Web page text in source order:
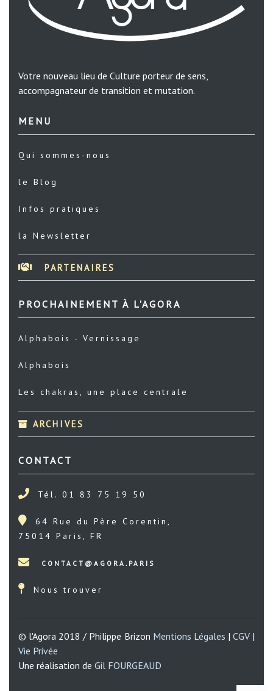
Votre nouveau lieu de Culture porteur de sens,
accompagnateur de transition et mutation.
MENU
Qui sommes-nous
le Blog
Infos pratiques
la Newsletter
PARTENAIRES
PROCHAINEMENT À L'AGORA
Alphabois - Vernissage
Alphabois
Les chakras, une place centrale
ARCHIVES
CONTACT
Tél. 01 83 75 19 50
64 Rue du Père Corentin,
75014 Paris, FR
Nous trouver
© l'Agora 2018 / Philippe Brizon Mentions Légales | CGV|
Vie Privée
Une réalisation de Gil FOURGEAUD